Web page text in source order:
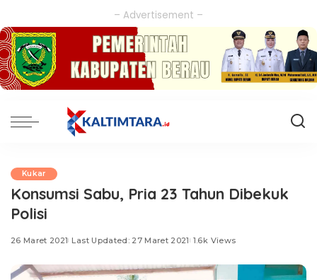
– Advertisement –
Kukar
Konsumsi Sabu, Pria 23 Tahun Dibekuk
Polisi
26 Maret 2021 Last Updated: 27 Maret 2021 1.6k Views